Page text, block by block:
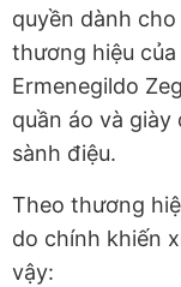
quyền dành
thương hiệu của
Ermenegildo
quần áo và
sành điệu.
Theo thương
do chính khiến
vậy: